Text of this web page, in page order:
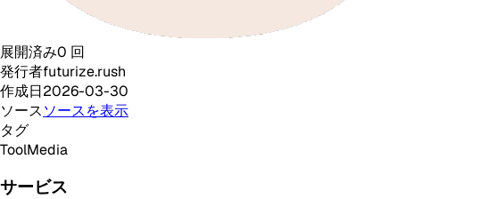
展開済み0 回
発行者futurize.rush
作成日2026-03-30
ソースソースを表示
タグ
ToolMedia
サービス